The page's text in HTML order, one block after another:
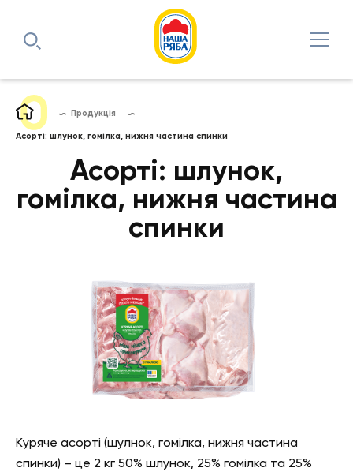
Продукція
Асорті: шлунок, гомілка, нижня частина спинки
Асорті: шлунок,
гомілка, нижня частина
спинки
Куряче асорті (шулнок, гомілка, нижня частина
спинки) – це 2 кг 50% шлунок, 25% гомілка та 25%